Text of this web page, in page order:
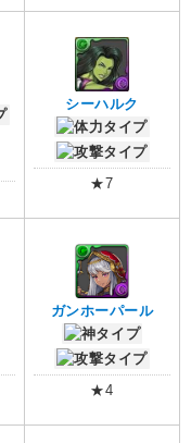
シーハルク
★7
ガンホーパール
★4